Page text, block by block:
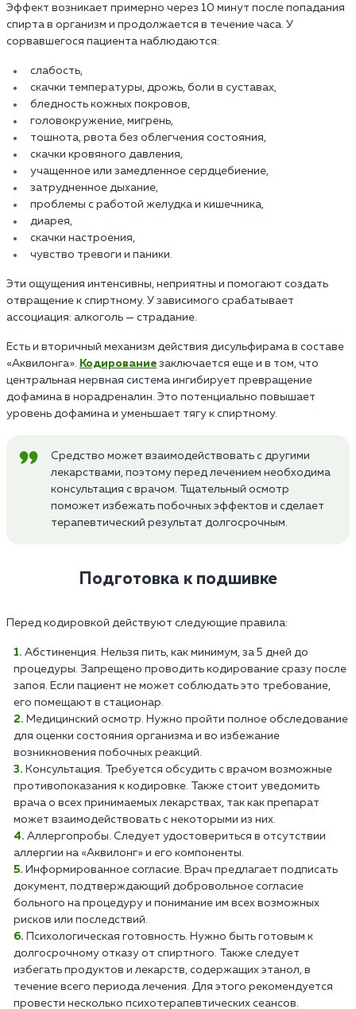
Эффект возникает примерно через 10 минут после попадания
спирта в организм и продолжается в течение часа. У
сорвавшегося пациента наблюдаются:
слабость,
скачки температуры, дрожь, боли в суставах,
бледность кожных покровов,
головокружение, мигрень,
тошнота, рвота без облегчения состояния,
скачки кровяного давления,
учащенное или замедленное сердцебиение,
затрудненное дыхание,
проблемы с работой желудка и кишечника,
диарея,
скачки настроения,
чувство тревоги и паники.
Эти ощущения интенсивны, неприятны и помогают создать
отвращение к спиртному. У зависимого срабатывает
ассоциация: алкоголь — страдание.
Есть и вторичный механизм действия дисульфирама в составе
«Аквилонга».
Кодирование заключается еще и в том, что
центральная нервная система ингибирует превращение
дофамина в норадреналин. Это потенциально повышает
уровень дофамина и уменьшает тягу к спиртному.
Средство может взаимодействовать с другими
лекарствами, поэтому перед лечением необходима
консультация с врачом. Тщательный осмотр
поможет избежать побочных эффектов и сделает
терапевтический результат долгосрочным.
Подготовка к подшивке
Перед кодировкой действуют следующие правила:
Абстиненция. Нельзя пить, как минимум, за 5 дней до
процедуры. Запрещено проводить кодирование сразу после
запоя. Если пациент не может соблюдать это требование,
его помещают в стационар.
Медицинский осмотр. Нужно пройти полное обследование
для оценки состояния организма и во избежание
возникновения побочных реакций.
Консультация. Требуется обсудить с врачом возможные
противопоказания к кодировке. Также стоит уведомить
врача о всех принимаемых лекарствах, так как препарат
может взаимодействовать с некоторыми из них.
Аллергопробы. Следует удостовериться в отсутствии
аллергии на «Аквилонг» и его компоненты.
Информированное согласие. Врач предлагает подписать
документ, подтверждающий добровольное согласие
больного на процедуру и понимание им всех возможных
рисков или последствий.
Психологическая готовность. Нужно быть готовым к
долгосрочному отказу от спиртного. Также следует
избегать продуктов и лекарств, содержащих этанол, в
течение всего периода лечения. Для этого рекомендуется
провести несколько психотерапевтических сеансов.